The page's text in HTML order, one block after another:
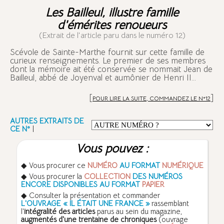
Les Bailleul, illustre famille
d'émérites renoueurs
(Extrait de l'article paru dans le numéro 12)
Scévole de Sainte-Marthe fournit sur cette famille de
curieux renseignements. Le premier de ses membres
dont la mémoire ait été conservée se nommait Jean de
Bailleul, abbé de Joyenval et aumônier de Henri II...
[POUR LIRE LA SUITE, COMMANDEZ LE N°12]
AUTRES EXTRAITS DE
CE N° |
Vous pouvez :
◆ Vous procurer ce NUMÉROAU FORMAT NUMÉRIQUE
◆ Vous procurer la COLLECTIONDES NUMÉROS
ENCORE DISPONIBLES AU FORMAT PAPIER
◆ Consulter la présentation et commander
L'OUVRAGE « IL ÉTAIT UNE FRANCE »rassemblant
l'intégralité des articlesparus au sein du magazine,
augmentés d'une trentaine de chroniques(ouvrage